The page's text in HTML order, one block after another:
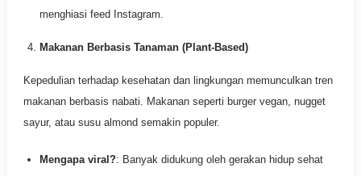
menghiasi feed Instagram.
Makanan Berbasis Tanaman (Plant-Based)
Kepedulian terhadap kesehatan dan lingkungan memunculkan tren
makanan berbasis nabati. Makanan seperti burger vegan, nugget
sayur, atau susu almond semakin populer.
Mengapa viral?: Banyak didukung oleh gerakan hidup sehat